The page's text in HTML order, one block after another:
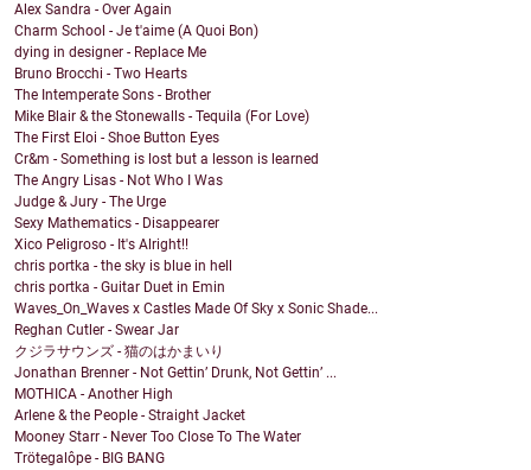
Alex Sandra - Over Again
Charm School - Je t'aime (A Quoi Bon)
dying in designer - Replace Me
Bruno Brocchi - Two Hearts
The Intemperate Sons - Brother
Mike Blair & the Stonewalls - Tequila (For Love)
The First Eloi - Shoe Button Eyes
Cr&m - Something is lost but a lesson is learned
The Angry Lisas - Not Who I Was
Judge & Jury - The Urge
Sexy Mathematics - Disappearer
Xico Peligroso - It's Alright!!
chris portka - the sky is blue in hell
chris portka - Guitar Duet in Emin
Waves_On_Waves x Castles Made Of Sky x Sonic Shade...
Reghan Cutler - Swear Jar
クジラサウンズ - 猫のはかまいり
Jonathan Brenner - Not Gettin’ Drunk, Not Gettin’ ...
MOTHICA - Another High
Arlene & the People - Straight Jacket
Mooney Starr - Never Too Close To The Water
Trötegalôpe - BIG BANG